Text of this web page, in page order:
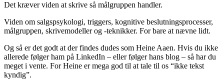
Det kræver viden at skrive så målgruppen handler.
Viden om salgspsykologi, triggers, kognitive beslutningsprocesser,
målgruppen, skrivemodeller og -teknikker. For bare at nævne lidt.
Og så er det godt at der findes dudes som Heine Aaen. Hvis du ikke
allerede følger ham på LinkedIn – eller følger hans blog – så har du
meget i vente. For Heine er mega god til at tale til os “ikke tekst
kyndig”.